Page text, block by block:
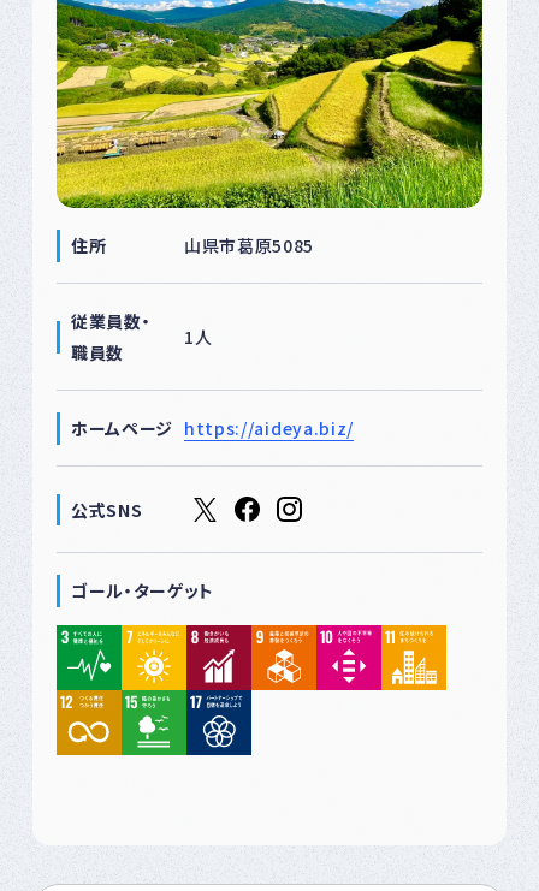
住所 山県市葛原5085
従業員数・
職員数
1人
ホームページ https://aideya.biz/
公式SNS
ゴール・ターゲット